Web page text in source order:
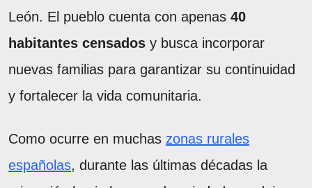
León. El pueblo cuenta con apenas 40
habitantes censados y busca incorporar
nuevas familias para garantizar su continuidad
y fortalecer la vida comunitaria.
Como ocurre en muchas zonas rurales
españolas, durante las últimas décadas la